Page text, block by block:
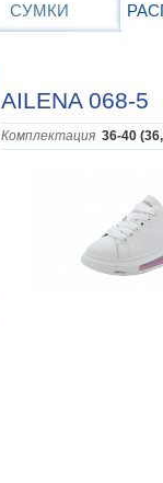
СУМКИ
AILENA 068-5
Комплектация 36-40